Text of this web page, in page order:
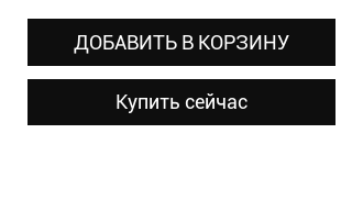
ДОБАВИТЬ В КОРЗИНУ
Купить сейчас